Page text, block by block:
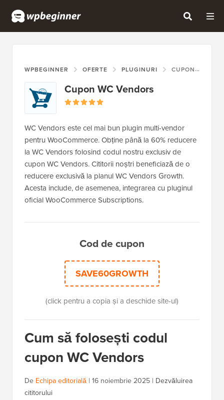
WPBEGINNER OFERTE PLUGINURI CUPON WC VENDORS
Cupon WC Vendors
WC Vendors este cel mai bun plugin multi-vendor
pentru WooCommerce. Obține până la 60% reducere
la WC Vendors folosind codul nostru exclusiv de
cupon WC Vendors. Cititorii noștri beneficiază de o
reducere exclusivă la planul WC Vendors Growth.
Acesta include, de asemenea, integrarea cu pluginul
oficial WooCommerce Subscriptions.
Cod de cupon
SAVE60GROWTH
(click pentru a copia și a deschide site-ul)
Cum să folosești codul
cupon WC Vendors
De Echipa editorială | 16 noiembrie 2025 | Dezvăluirea
cititorului